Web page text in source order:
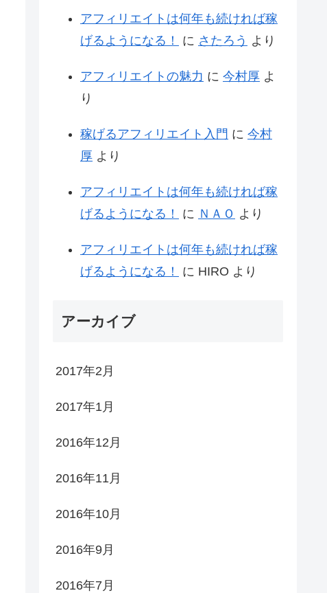
アフィリエイトは何年も続ければ稼
げるようになる！
に さたろう より
アフィリエイトの魅力 に 今村厚 よ
り
稼げるアフィリエイト入門 に 今村
厚 より
アフィリエイトは何年も続ければ稼
げるようになる！
に ＮＡＯ より
アフィリエイトは何年も続ければ稼
げるようになる！
に HIRO より
アーカイブ
2017年2月
2017年1月
2016年12月
2016年11月
2016年10月
2016年9月
2016年7月